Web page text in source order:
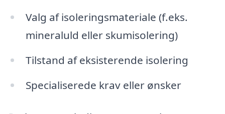
Valg af isoleringsmateriale (f.eks.
mineraluld eller skumisolering)
Tilstand af eksisterende isolering
Specialiserede krav eller ønsker